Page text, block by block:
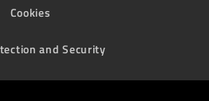
Cookies
and Security